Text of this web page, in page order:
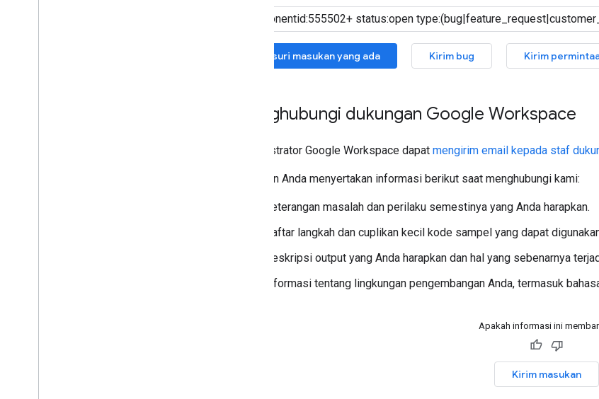
Telusuri masukan yang ada Kirim bug Kirim
Menghubungi dukungan Google Workspace
Administrator Google Workspace dapat mengirim email kepada staf
Pastikan Anda menyertakan informasi berikut saat menghubungi kami:
Keterangan masalah dan perilaku semestinya yang Anda harapkan.
Daftar langkah dan cuplikan kecil kode sampel yang dapat
Deskripsi output yang Anda harapkan dan hal yang sebenarnya
Informasi tentang lingkungan pengembangan Anda, termasuk
Apakah informasi ini
Kirim masukan